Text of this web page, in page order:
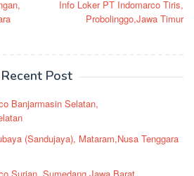
Info Loker PT Indomarco Tiris,
Probolinggo,Jawa Timur
Recent Post
Banjarmasin Selatan,
(Sandujaya), Mataram,Nusa Tenggara